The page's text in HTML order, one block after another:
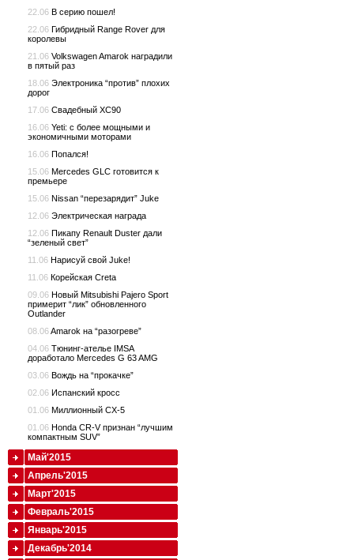
22.06 В серию пошел!
22.06 Гибридный Range Rover для
королевы
21.06 Volkswagen Amarok наградили
в пятый раз
18.06 Электроника “против” плохих
дорог
17.06 Свадебный XC90
16.06 Yeti: с более мощными и
экономичными моторами
16.06 Попался!
15.06 Mercedes GLC готовится к
премьере
15.06 Nissan “перезарядит” Juke
12.06 Электрическая награда
12.06 Пикапу Renault Duster дали
“зеленый свет”
11.06 Нарисуй свой Juke!
11.06 Корейская Creta
09.06 Новый Mitsubishi Pajero Sport
примерит “лик” обновленного
Outlander
08.06Amarok на “разогреве”
04.06 Тюнинг-ателье IMSA
доработало Mercedes G 63 AMG
03.06 Вождь на “прокачке”
02.06 Испанский кросс
01.06 Миллионный CX-5
01.06 Honda CR-V признан “лучшим
компактным SUV”
Май'2015
Апрель'2015
Март'2015
Февраль'2015
Январь'2015
Декабрь'2014